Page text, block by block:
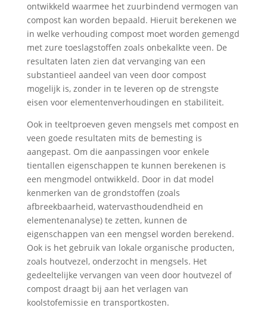
ontwikkeld waarmee het zuurbindend vermogen van
compost kan worden bepaald. Hieruit berekenen we
in welke verhouding compost moet worden gemengd
met zure toeslagstoffen zoals onbekalkte veen. De
resultaten laten zien dat vervanging van een
substantieel aandeel van veen door compost
mogelijk is, zonder in te leveren op de strengste
eisen voor elementenverhoudingen en stabiliteit.
Ook in teeltproeven geven mengsels met compost en
veen goede resultaten mits de bemesting is
aangepast. Om die aanpassingen voor enkele
tientallen eigenschappen te kunnen berekenen is
een mengmodel ontwikkeld. Door in dat model
kenmerken van de grondstoffen (zoals
afbreekbaarheid, watervasthoudendheid en
elementenanalyse) te zetten, kunnen de
eigenschappen van een mengsel worden berekend.
Ook is het gebruik van lokale organische producten,
zoals houtvezel, onderzocht in mengsels. Het
gedeeltelijke vervangen van veen door houtvezel of
compost draagt bij aan het verlagen van
koolstofemissie en transportkosten.